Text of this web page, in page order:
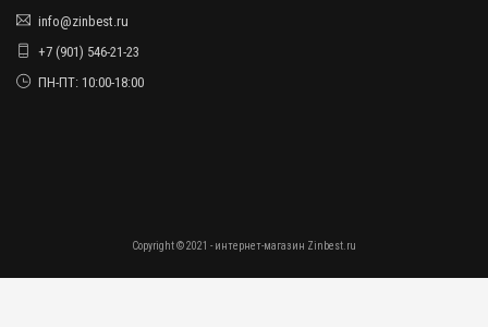
info@zinbest.ru
+7 (901) 546-21-23
ПН-ПТ: 10:00-18:00
Copyright © 2021 - интернет-магазин Zinbest.ru